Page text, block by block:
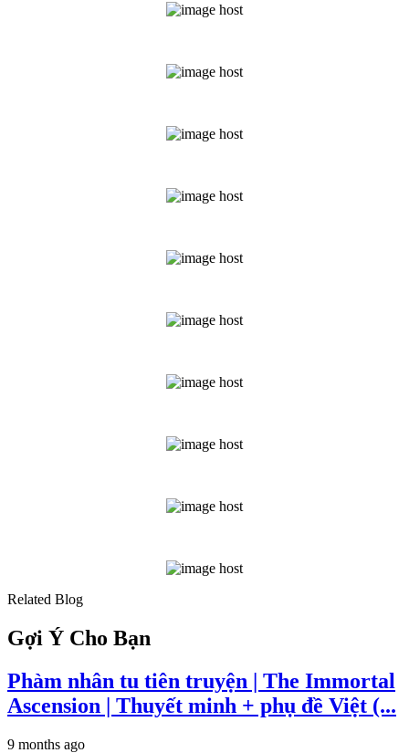
Related Blog
Gợi Ý Cho Bạn
Phàm nhân tu tiên truyện | The Immortal
Ascension | Thuyết minh + phụ đề Việt (...
9 months ago